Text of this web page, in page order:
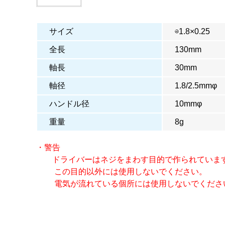
サイズ ⊖1.8×0.25
全長 130mm
軸長 30mm
軸径 1.8/2.5mmφ
ハンドル径 10mmφ
重量 8g
・警告
ドライバーはネジをまわす目的で作られていま
この目的以外には使用しないでください。
電気が流れている個所には使用しないでくださ